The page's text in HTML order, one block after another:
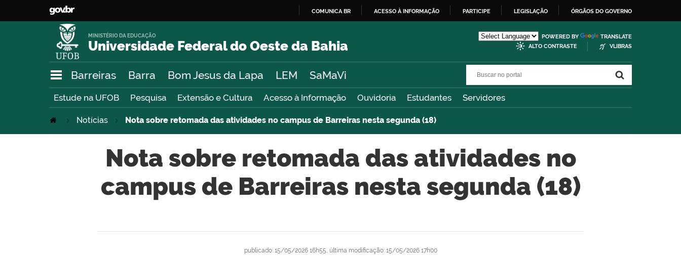
O
COMUNICA BR ACESSO À INFORMAÇÃO PARTICIPE LEGISLAÇÃO ÓRGÃOS DO GOVERNO
Universidade Federal do Oeste da Bahia
MINISTÉRIO DA EDUCAÇÃO POWERED BY
TRANSLATE
ALTO CONTRASTE
VLIBRAS
Barreiras Barra Bom Jesus da Lapa LEM SaMaVi
Estude na UFOB Pesquisa Extensão e Cultura Acesso à Informação Ouvidoria Estudantes Servidores
Notícias Nota sobre retomada das atividades no campus de Barreiras nesta segunda (18)
Nota sobre retomada das atividades no
campus de Barreiras nesta segunda (18)
publicado: 15/05/2026 16h55, última modificação: 15/05/2026 17h00